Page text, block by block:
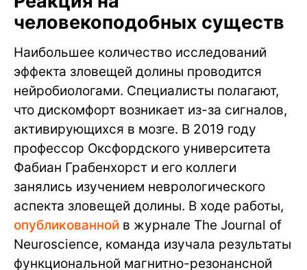
человекоподобных существ
Наибольшее количество исследований
эффекта зловещей долины проводится
нейробиологами. Специалисты полагают,
что дискомфорт возникает из-за сигналов,
активирующихся в мозге. В 2019 году
профессор Оксфордского университета
Фабиан Грабенхорст и его коллеги
занялись изучением неврологического
аспекта зловещей долины. В ходе работы,
опубликованной в журнале The Journal of
Neuroscience, команда изучала результаты
функциональной магнитно-резонансной